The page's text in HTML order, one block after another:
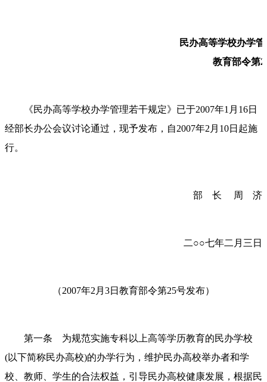
民办高等学校办学
教育部令第
《民办高等学校办学管理若干规定》已于2007年1月16日
经部长办公会议讨论通过，现予发布，自2007年2月10日起施
行。
部 长 周 济
二○○七年二月三日
（2007年2月3日教育部令第25号发布）
第一条 为规范实施专科以上高等学历教育的民办学校
(以下简称民办高校)的办学行为，维护民办高校举办者和学
校、教师、学生的合法权益，引导民办高校健康发展，根据民